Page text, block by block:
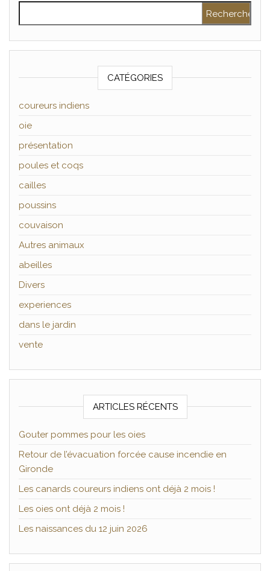
CATÉGORIES
coureurs indiens
oie
présentation
poules et coqs
cailles
poussins
couvaison
Autres animaux
abeilles
Divers
experiences
dans le jardin
vente
ARTICLES RÉCENTS
Gouter pommes pour les oies
Retour de l’évacuation forcée cause incendie en
Gironde
Les canards coureurs indiens ont déjà 2 mois !
Les oies ont déjà 2 mois !
Les naissances du 12 juin 2026